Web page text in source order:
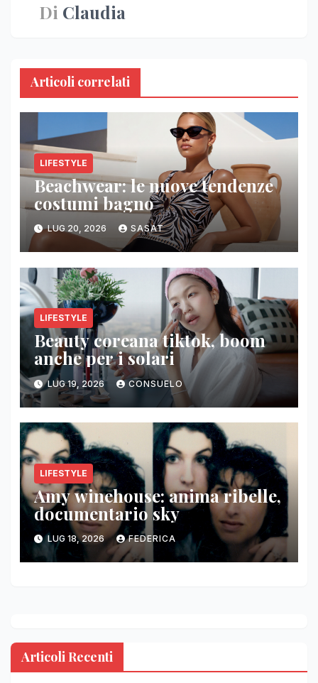
Di Claudia
Articoli correlati
LIFESTYLE
Beachwear: le nuove tendenze
costumi bagno
LUG 20, 2026 SASAT
LIFESTYLE
Beauty coreana tiktok, boom
anche per i solari
LUG 19, 2026 CONSUELO
LIFESTYLE
Amy winehouse: anima ribelle,
documentario sky
LUG 18, 2026 FEDERICA
Articoli Recenti